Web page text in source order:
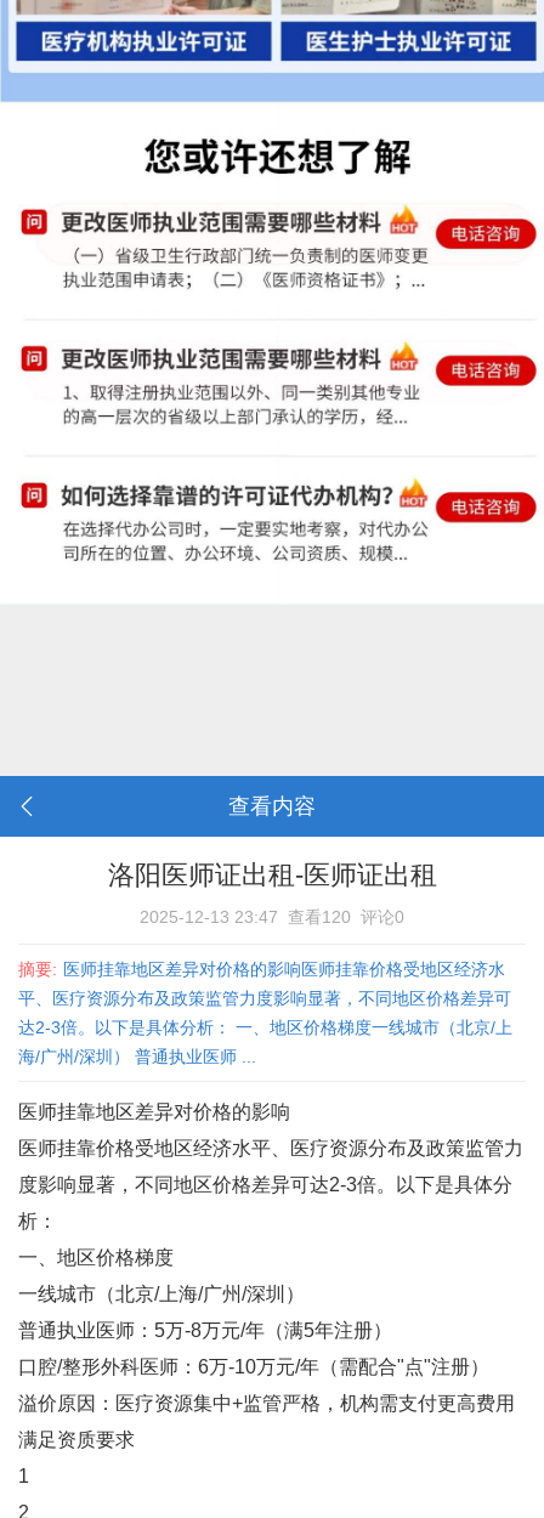
查看内容
洛阳医师证出租-医师证出租
2025-12-13 23:47 查看120 评论0
摘要: 医师挂靠地区差异对价格的影响医师挂靠价格受地区经济水
平、医疗资源分布及政策监管力度影响显著，不同地区价格差异可
达2-3倍。以下是具体分析： 一、地区价格梯度‌一线城市（北京/上
海/广州/深圳）‌ 普通执业医师 ...
医师挂靠地区差异对价格的影响
医师挂靠价格受地区经济水平、医疗资源分布及政策监管力
度影响显著，不同地区价格差异可达2-3倍。以下是具体分
析：
一、地区价格梯度
‌一线城市（北京/上海/广州/深圳）‌
普通执业医师：5万-8万元/年（满5年注册）
口腔/整形外科医师：6万-10万元/年（需配合"点"注册）
溢价原因：医疗资源集中+监管严格，机构需支付更高费用
满足资质要求‌
1
2